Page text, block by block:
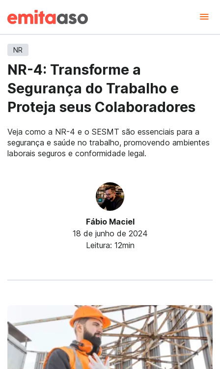
NR
NR-4: Transforme a
Segurança do Trabalho e
Proteja seus Colaboradores
Veja como a NR-4 e o SESMT são essenciais para a
segurança e saúde no trabalho, promovendo ambientes
laborais seguros e conformidade legal.
Fábio Maciel
18 de junho de 2024
Leitura: 12min